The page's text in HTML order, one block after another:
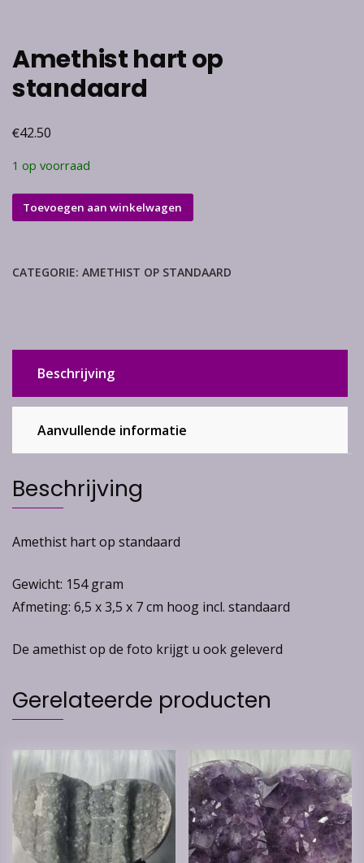
Amethist hart op
standaard
€42.50
1 op voorraad
Amethist
hart
aantal
Toevoegen aan winkelwagen
CATEGORIE: AMETHIST OP STANDAARD
Beschrijving
Aanvullende informatie
Beschrijving
Amethist hart op standaard
Gewicht: 154 gram
Afmeting: 6,5 x 3,5 x 7 cm hoog incl. standaard
De amethist op de foto krijgt u ook geleverd
Gerelateerde producten